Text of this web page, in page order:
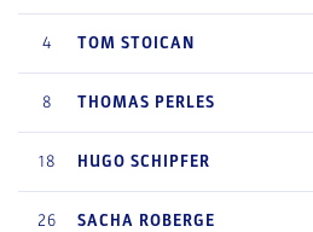
4 TOM STOICAN
8 THOMAS PERLES
18 HUGO SCHIPFER
26 SACHA ROBERGE